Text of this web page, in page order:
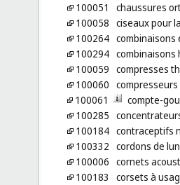
100051
chaussures
100058 ciseaux pour
100264 combinaisons
100294 combinaisons
100059 compresses
100060
100061
compte-
100285
100184 contraceptifs
100332 cordons de
100006 cornets
100183
corsets à